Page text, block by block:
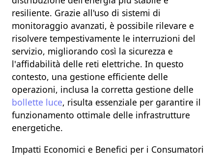
resiliente. Grazie all'uso di sistemi di
monitoraggio avanzati, è possibile rilevare e
risolvere tempestivamente le interruzioni del
servizio, migliorando così la sicurezza e
l'affidabilità delle reti elettriche. In questo
contesto, una gestione efficiente delle
operazioni, inclusa la corretta gestione delle
bollette luce, risulta essenziale per garantire il
funzionamento ottimale delle infrastrutture
energetiche.
Impatti Economici e Benefici per i Consumatori